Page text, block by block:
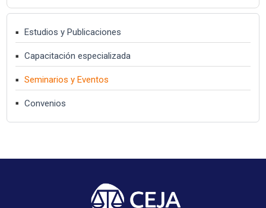
Estudios y Publicaciones
Capacitación especializada
Seminarios y Eventos
Convenios